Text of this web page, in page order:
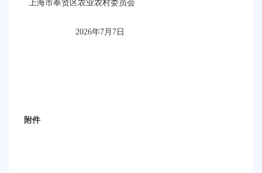
上海市奉贤区农业农村委员会
2026年7月7日
附件